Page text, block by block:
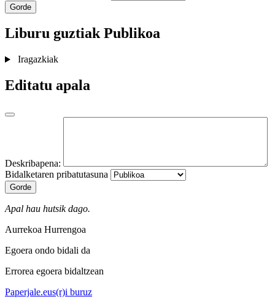
Gorde
Liburu guztiakPublikoa
Iragazkiak
Editatu apala
Deskribapena:
Bidalketaren pribatutasuna
Gorde
Apal hau hutsik dago.
Aurrekoa Hurrengoa
Egoera ondo bidali da
Errorea egoera bidaltzean
Paperjale.eus(r)i buruz